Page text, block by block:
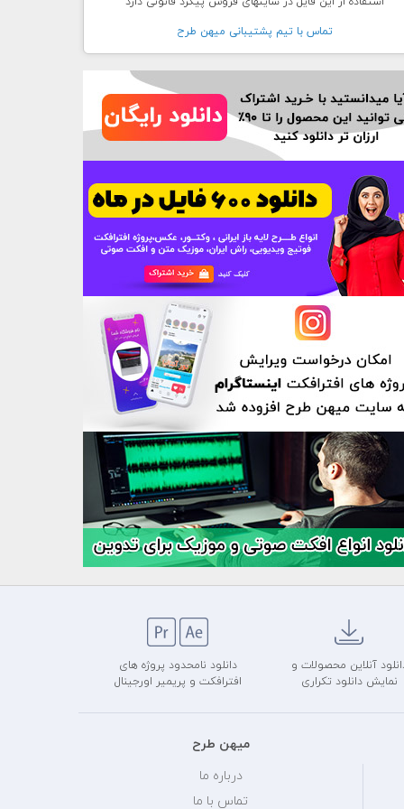
تماس با تيم پشتيبانی ميهن طرح
آنلاین محصولات و
نمایش دانلود تکراری
دانلود نامحدود پروژه های
افترافکت و پریمیر اورجینال
میهن طرح
درباره ما
تماس با ما